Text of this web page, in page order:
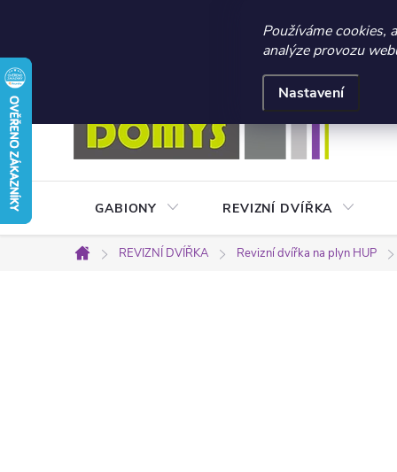
☀️ LETNÍ AKCE
Používáme cookies,
analýze provozu
Nastavení
Přejít
na
obsah
Obchodní podmínky
GABIONY REVIZNÍ DVÍŘKA
Domů
REVIZNÍ DVÍŘKA Revizní dvířka na plyn HUP